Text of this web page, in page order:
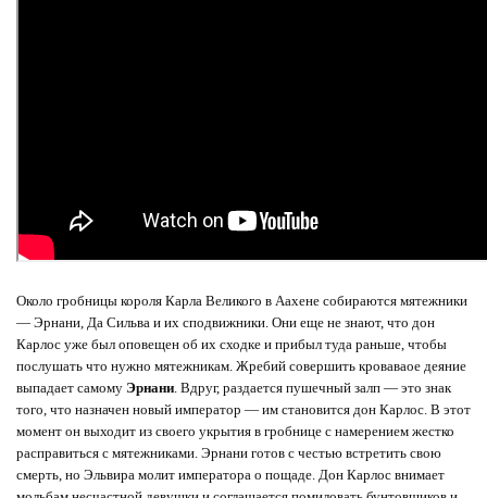
Около гробницы короля Карла Великого в Аахене собираются мятежники
— Эрнани, Да Сильва и их сподвижники. Они еще не знают, что дон
Карлос уже был оповещен об их сходке и прибыл туда раньше, чтобы
послушать что нужно мятежникам. Жребий совершить кроваваое деяние
выпадает самому Эрнани. Вдруг, раздается пушечный залп — это знак
того, что назначен новый император — им становится дон Карлос. В этот
момент он выходит из своего укрытия в гробнице с намерением жестко
расправиться с мятежниками. Эрнани готов с честью встретить свою
смерть, но Эльвира молит императора о пощаде. Дон Карлос внимает